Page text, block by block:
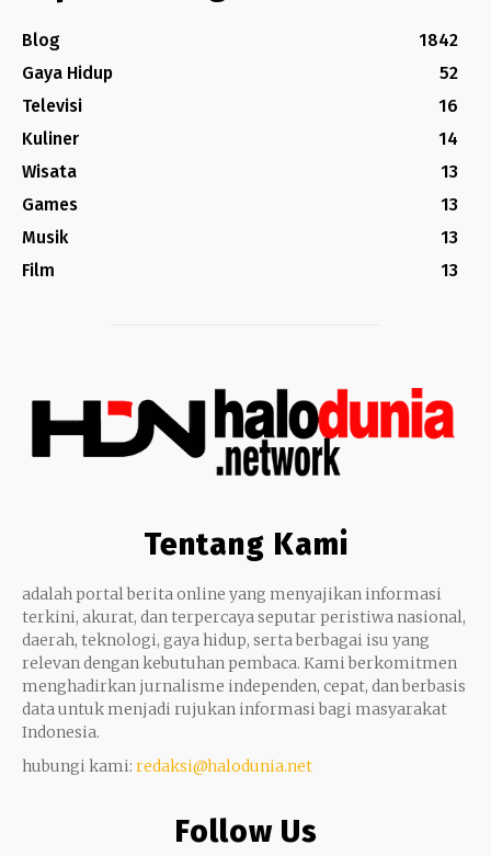
Blog
1842
Gaya Hidup
52
Televisi
16
Kuliner
14
Wisata
13
Games
13
Musik
13
Film
13
Tentang Kami
adalah portal berita online yang menyajikan informasi
terkini, akurat, dan terpercaya seputar peristiwa nasional,
daerah, teknologi, gaya hidup, serta berbagai isu yang
relevan dengan kebutuhan pembaca. Kami berkomitmen
menghadirkan jurnalisme independen, cepat, dan berbasis
data untuk menjadi rujukan informasi bagi masyarakat
Indonesia.
hubungi kami: redaksi@halodunia.net
Follow Us